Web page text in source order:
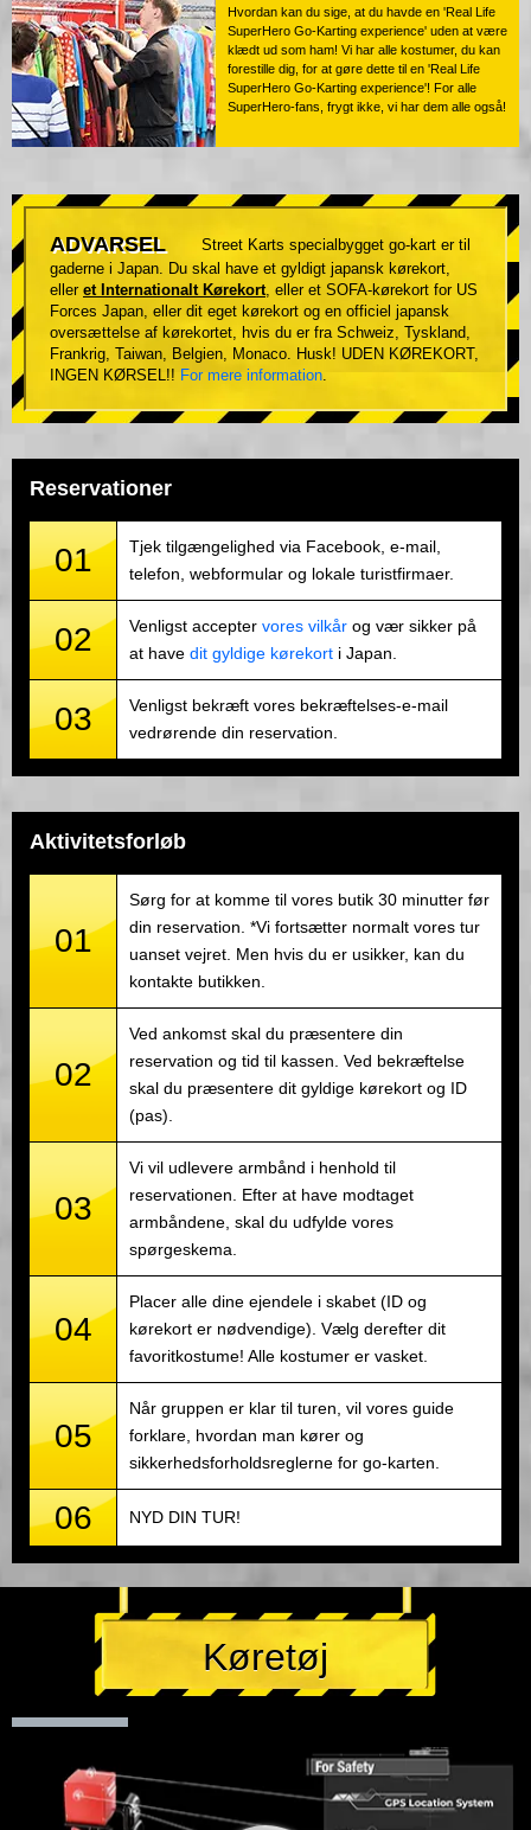
Hvordan kan du sige, at du havde en 'Real Life
SuperHero Go-Karting experience' uden at være
klædt ud som ham! Vi har alle kostumer, du kan
forestille dig, for at gøre dette til en 'Real Life
SuperHero Go-Karting experience'! For alle
SuperHero-fans, frygt ikke, vi har dem alle også!
ADVARSEL
Street Karts specialbygget go-kart er til
gaderne i Japan. Du skal have et gyldigt japansk kørekort,
eller et Internationalt Kørekort, eller et SOFA-kørekort for US
Forces Japan, eller dit eget kørekort og en officiel japansk
oversættelse af kørekortet, hvis du er fra Schweiz, Tyskland,
Frankrig, Taiwan, Belgien, Monaco. Husk! UDEN KØREKORT,
INGEN KØRSEL!! For mere information.
Reservationer
01
Tjek tilgængelighed via Facebook, e-mail,
telefon, webformular og lokale turistfirmaer.
02 Venligst accepter vores vilkår og vær sikker på
at have dit gyldige kørekort i Japan.
03
Venligst bekræft vores bekræftelses-e-mail
vedrørende din reservation.
Aktivitetsforløb
01
Sørg for at komme til vores butik 30 minutter før
din reservation. *Vi fortsætter normalt vores tur
uanset vejret. Men hvis du er usikker, kan du
kontakte butikken.
02
Ved ankomst skal du præsentere din
reservation og tid til kassen. Ved bekræftelse
skal du præsentere dit gyldige kørekort og ID
(pas).
03
Vi vil udlevere armbånd i henhold til
reservationen. Efter at have modtaget
armbåndene, skal du udfylde vores
spørgeskema.
04
Placer alle dine ejendele i skabet (ID og
kørekort er nødvendige). Vælg derefter dit
favoritkostume! Alle kostumer er vasket.
05
Når gruppen er klar til turen, vil vores guide
forklare, hvordan man kører og
sikkerhedsforholdsreglerne for go-karten.
06 NYD DIN TUR!
Køretøj